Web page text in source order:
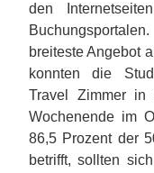
den
breiteste Angebot
konnten die
Travel Zimmer
Wochenende im
86,5 Prozent der
betrifft, sollten